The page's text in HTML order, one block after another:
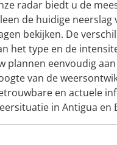
radar biedt u de
de huidige
bekijken. De
het type en de
plannen eenvoudig
van de
en actuele
in Antigua en